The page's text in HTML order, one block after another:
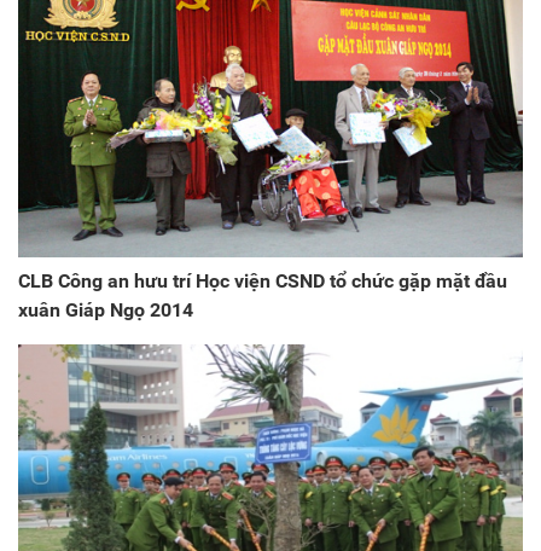
CLB Công an hưu trí Học viện CSND tổ chức gặp mặt đầu
xuân Giáp Ngọ 2014